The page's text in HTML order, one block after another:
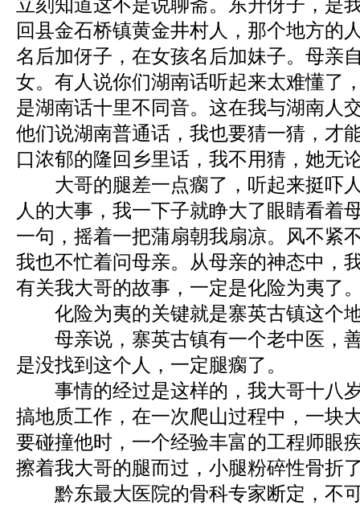
立刻知道这不是说聊斋。东升伢子，是
回县金石桥镇黄金井村人，那个地方的
名后加伢子，在女孩名后加妹子。母亲
女。有人说你们湖南话听起来太难懂了
是湖南话十里不同音。这在我与湖南人
他们说湖南普通话，我也要猜一猜，才
口浓郁的隆回乡里话，我不用猜，她无
大哥的腿差一点瘸了，听起来挺吓
人的大事，我一下子就睁大了眼睛看着
一句，摇着一把蒲扇朝我扇凉。风不紧
我也不忙着问母亲。从母亲的神态中，
有关我大哥的故事，一定是化险为夷了
化险为夷的关键就是寨英古镇这个
母亲说，寨英古镇有一个老中医，
是没找到这个人，一定腿瘸了。
事情的经过是这样的，我大哥十八
搞地质工作，在一次爬山过程中，一块
要碰撞他时，一个经验丰富的工程师眼
擦着我大哥的腿而过，小腿粉碎性骨折
黔东最大医院的骨科专家断定，不